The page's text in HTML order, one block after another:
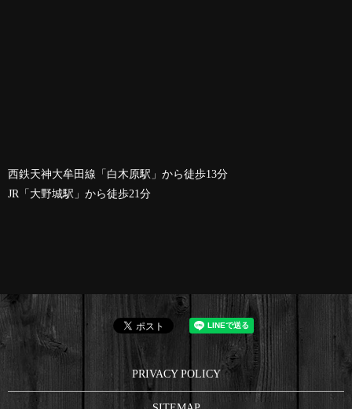
西鉄天神大牟田線「白木原駅」から徒歩13分
JR「大野城駅」から徒歩21分
PRIVACY POLICY